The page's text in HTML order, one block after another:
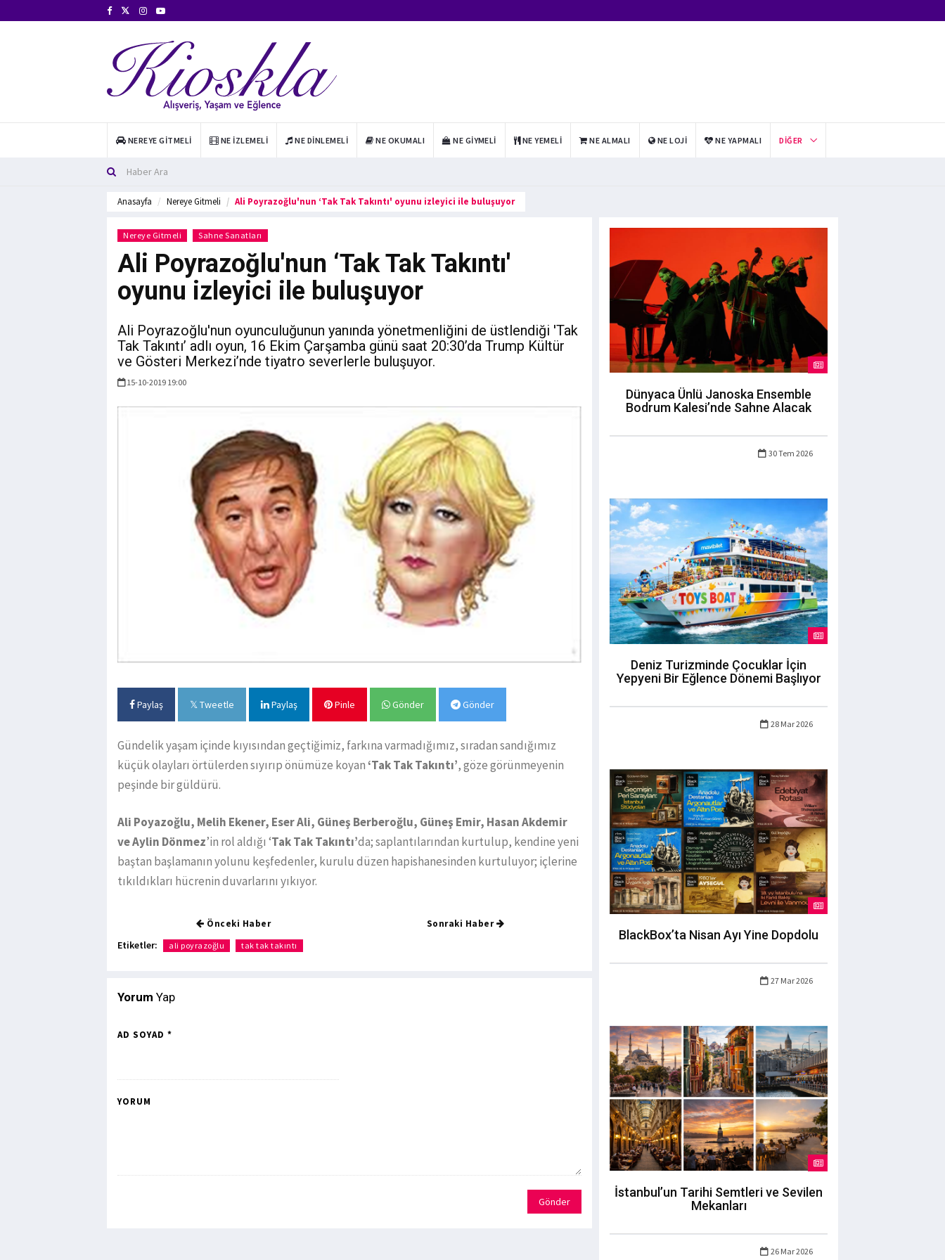
NEREYE GITMELI NE İZLEMELI NE DINLEMELI NE OKUMALI NE GIYMELI NE YEMELI NE ALMALI NE LOJI NE YAPMALI DIĞER
Anasayfa Nereye Gitmeli Ali Poyrazoğlu'nun ‘Tak Tak Takıntı' oyunu izleyici ile buluşuyor
Nereye Gitmeli Sahne Sanatları
Ali Poyrazoğlu'nun ‘Tak Tak Takıntı'
oyunu izleyici ile buluşuyor
Ali Poyrazoğlu'nun oyunculuğunun yanında yönetmenliğini de üstlendiği 'Tak
Tak Takıntı’ adlı oyun, 16 Ekim Çarşamba günü saat 20:30’da Trump Kültür
ve Gösteri Merkezi’nde tiyatro severlerle buluşuyor.
15-10-2019 19:00
Paylaş Tweetle Paylaş Pinle Gönder Gönder
Gündelik yaşam içinde kıyısından geçtiğimiz, farkına varmadığımız, sıradan sandığımız
küçük olayları örtülerden sıyırıp önümüze koyan ‘Tak Tak Takıntı’,göze görünmeyenin
peşinde bir güldürü.
Ali Poyazoğlu, Melih Ekener, Eser Ali, Güneş Berberoğlu, Güneş Emir, Hasan Akdemir
ve Aylin Dönmez’in rol aldığı ‘Tak Tak Takıntı’da; saplantılarından kurtulup, kendine yeni
baştan başlamanın yolunu keşfedenler, kurulu düzen hapishanesinden kurtuluyor; içlerine
tıkıldıkları hücrenin duvarlarını yıkıyor.
Önceki Haber Sonraki Haber
Etiketler: ali poyrazoğlu tak tak takıntı
Yorum Yap
AD SOYAD *
YORUM
Gönder
Dünyaca Ünlü Janoska Ensemble
Bodrum Kalesi’nde Sahne Alacak
30 Tem 2026
Deniz Turizminde Çocuklar İçin
Yepyeni Bir Eğlence Dönemi Başlıyor
28 Mar 2026
BlackBox’ta Nisan Ayı Yine Dopdolu
27 Mar 2026
İstanbul’un Tarihi Semtleri ve Sevilen
Mekanları
26 Mar 2026